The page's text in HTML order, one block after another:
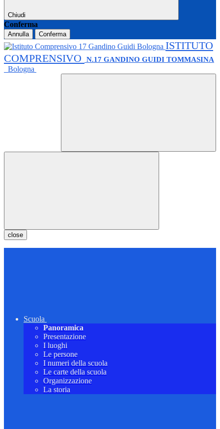
Chiudi
Conferma
Annulla Conferma
ISTITUTO
COMPRENSIVO
N.17 GANDINO GUIDI TOMMASINA
Bologna
close
Scuola
Panoramica
Presentazione
I luoghi
Le persone
I numeri della scuola
Le carte della scuola
Organizzazione
La storia